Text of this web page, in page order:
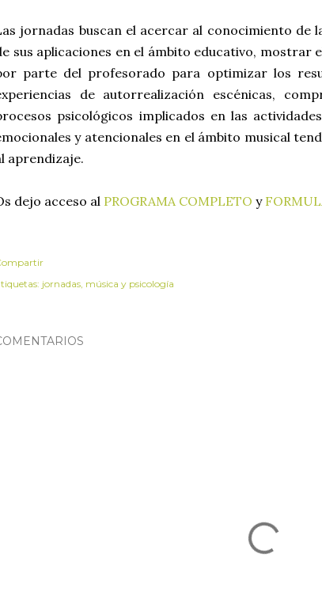
jornadas buscan el acercar al conocimiento de
sus aplicaciones en el ámbito educativo, mostrar
parte del profesorado para optimizar los
de autorrealización escénicas,
psicológicos implicados en las
y atencionales en el ámbito musical
aprendizaje.
dejo acceso al PROGRAMA COMPLETO y
jornadas música y psicología